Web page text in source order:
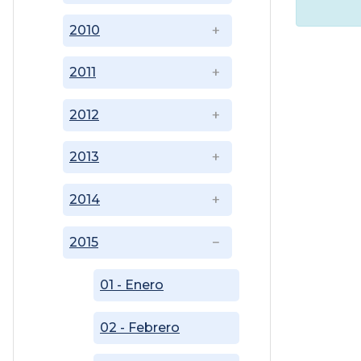
2010
2011
2012
2013
2014
2015
01 - Enero
02 - Febrero